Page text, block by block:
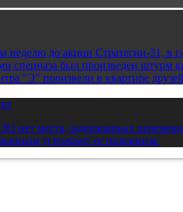
неделю до акции Стратегии-31, в
спецназа был произведен штурм
"Э" произвели в квартире
нет места, задержанных
угрожают ее названием.